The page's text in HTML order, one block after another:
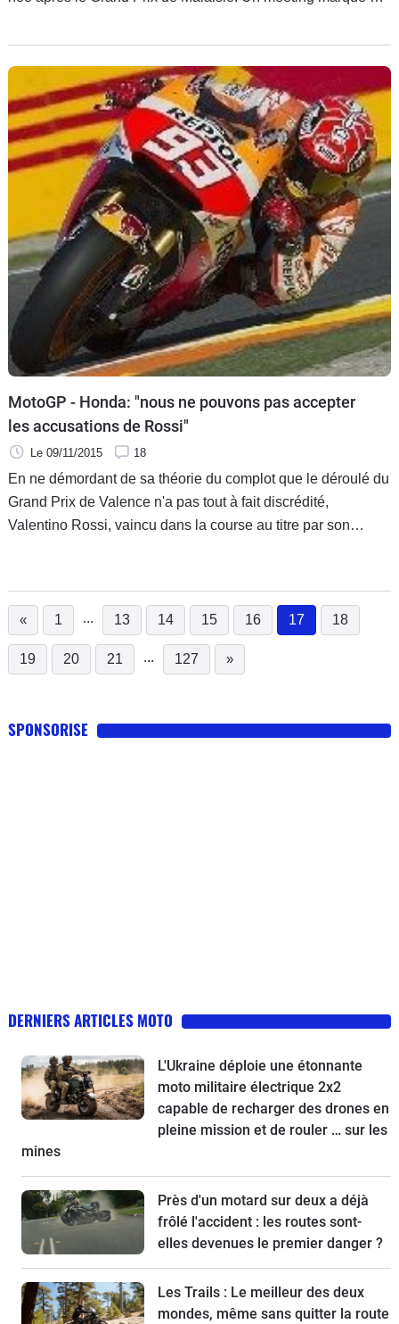
son encontre. Et l'accrochage du même Rossi avec
Márquez, avec les conséquences que l'on sait.
MotoGP - Honda: "nous ne pouvons pas accepter
les accusations de Rossi"
Le 09/11/2015 18
En ne démordant de sa théorie du complot que le déroulé du
Grand Prix de Valence n'a pas tout à fait discrédité,
Valentino Rossi, vaincu dans la course au titre par son
constructeur mondial n'a pas tardé à contrer les certitudes du
Doctor en les qualifiant d'inacceptables.
« 1 ... 13 14 15 16 17
(current)
18
19 20 21 ... 127 »
SPONSORISE
DERNIERS ARTICLES MOTO
L'Ukraine déploie une étonnante
moto militaire électrique 2x2
capable de recharger des drones en
pleine mission et de rouler … sur les
mines
Près d'un motard sur deux a déjà
frôlé l'accident : les routes sont-
elles devenues le premier danger ?
Les Trails : Le meilleur des deux
mondes, même sans quitter la route